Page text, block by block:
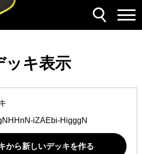
ッキ表示
iZAEbi-HigggN
から新しいデッキを作る